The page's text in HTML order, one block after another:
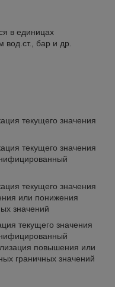
в единицах
бар и др.
текущего значения
текущего значения
текущего значения
или понижения
значений
текущего значения
повышения или
граничных значений